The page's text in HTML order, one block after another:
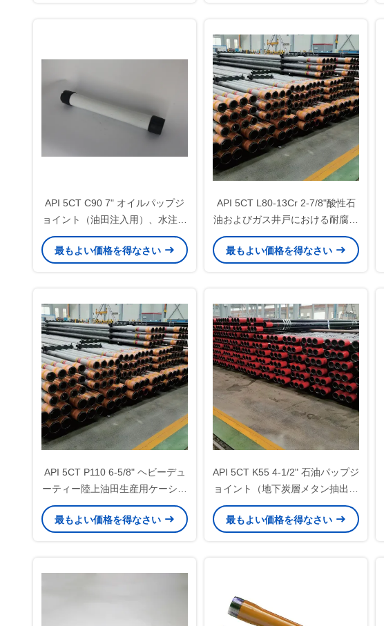
API 5CT C90 7" オイルパップジ
ョイント（油田注入用）、水注入
井チュービングマッチング用に設
計
最もよい価格を得なさい
API 5CT L80-13Cr 2-7/8"酸性石
油およびガス井戸における耐腐食
管の接続に使用される酸性ガス場
用オイルパップジョイント
最もよい価格を得なさい
API 5CT P110 6-5/8" ヘビーデュ
ーティー陸上油田生産用ケーシン
グパップジョイント
最もよい価格を得なさい
API 5CT K55 4-1/2" 石油パップジ
ョイント（地下炭層メタン抽出チ
ュービングアセンブリ用）
最もよい価格を得なさい